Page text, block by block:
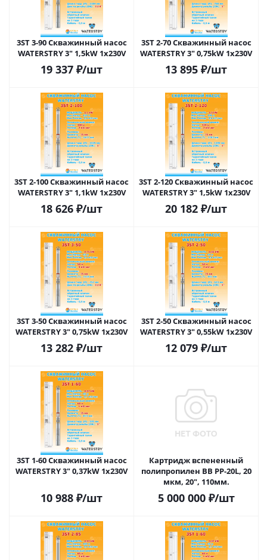
3ST 3-90 Скважинный насос
WATERSTRY 3" 1,5kW 1х230V
19 337 ₽/шт
3ST 2-70 Скважинный насос
WATERSTRY 3" 0,75kW 1х230V
13 895 ₽/шт
3ST 2-100 Скважинный насос
WATERSTRY 3" 1,1kW 1х230V
18 626 ₽/шт
3ST 2-120 Скважинный насос
WATERSTRY 3" 1,5kW 1х230V
20 182 ₽/шт
3ST 3-50 Скважинный насос
WATERSTRY 3" 0,75kW 1х230V
13 282 ₽/шт
3ST 2-50 Скважинный насос
WATERSTRY 3" 0,55kW 1х230V
12 079 ₽/шт
3ST 1-60 Скважинный насос
WATERSTRY 3" 0,37kW 1х230V
10 988 ₽/шт
Картридж вспененный
полипропилен BB PP-20L, 20
мкм, 20", 110мм.
5 000 000₽/шт